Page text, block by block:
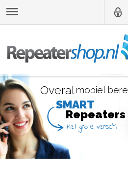
mobiel bere
Overal
SMART
Repeaters
Het grote verschil